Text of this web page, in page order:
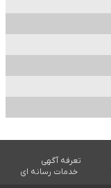
تعرفه آگهی
خدمات رسانه ای